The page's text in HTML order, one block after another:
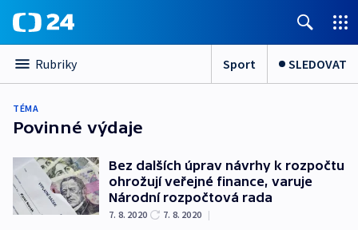
Rubriky Sport SLEDOVAT
TÉMA
Povinné výdaje
Bez dalších úprav návrhy k rozpočtu
ohrožují veřejné finance, varuje
Národní rozpočtová rada
7. 8. 2020 7. 8. 2020 |